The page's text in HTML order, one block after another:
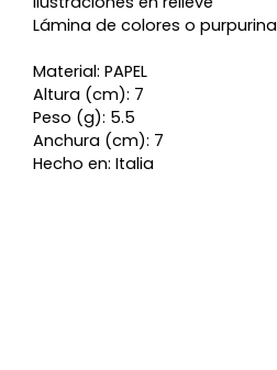
Lámina de colores o purpurina
Material: PAPEL
Altura (cm): 7
Peso (g): 5.5
Anchura (cm): 7
Hecho en: Italia